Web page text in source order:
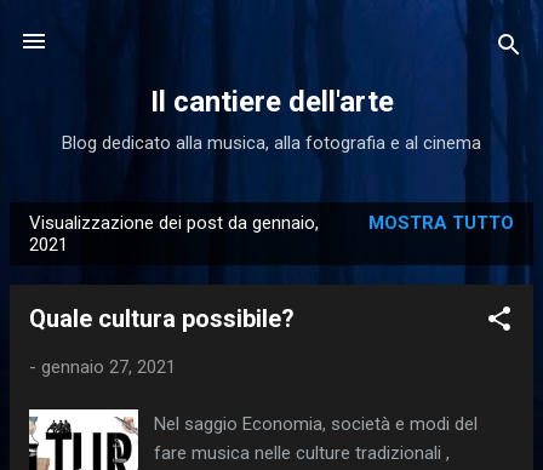
Il cantiere dell'arte
Blog dedicato alla musica, alla fotografia e al cinema
o
Visualizzazione dei post da gennaio,
2021
MOSTRA TUTTO
Quale cultura possibile?
- gennaio 27, 2021
Nel saggio Economia, società e modi del
fare musica nelle culture tradizionali ,